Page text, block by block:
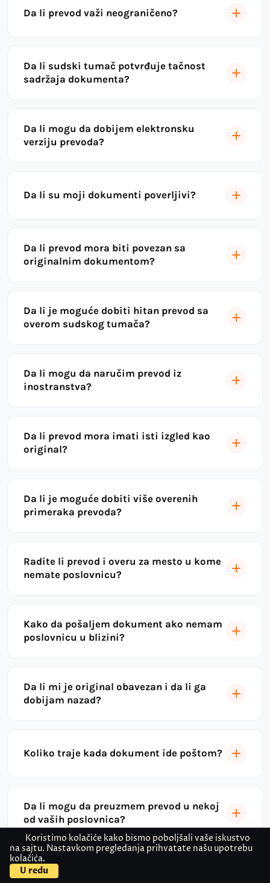
Da li prevod važi neograničeno?
Da li sudski tumač potvrđuje tačnost
sadržaja dokumenta?
Da li mogu da dobijem elektronsku
verziju prevoda?
Da li su moji dokumenti poverljivi?
Da li prevod mora biti povezan sa
originalnim dokumentom?
Da li je moguće dobiti hitan prevod sa
overom sudskog tumača?
Da li mogu da naručim prevod iz
inostranstva?
Da li prevod mora imati isti izgled kao
original?
Da li je moguće dobiti više overenih
primeraka prevoda?
Radite li prevod i overu za mesto u kome
nemate poslovnicu?
Kako da pošaljem dokument ako nemam
poslovnicu u blizini?
Da li mi je original obavezan i da li ga
dobijam nazad?
Koliko traje kada dokument ide poštom?
Da li mogu da preuzmem prevod u nekoj
od vaših poslovnica?
Za koje jezike radite prevod sa overom?
Kontaktirajte nas
Koristimo kolačiće kako bismo poboljšali vaše iskustvo
na sajtu. Nastavkom pregledanja prihvatate našu upotrebu
kolačića.
U redu